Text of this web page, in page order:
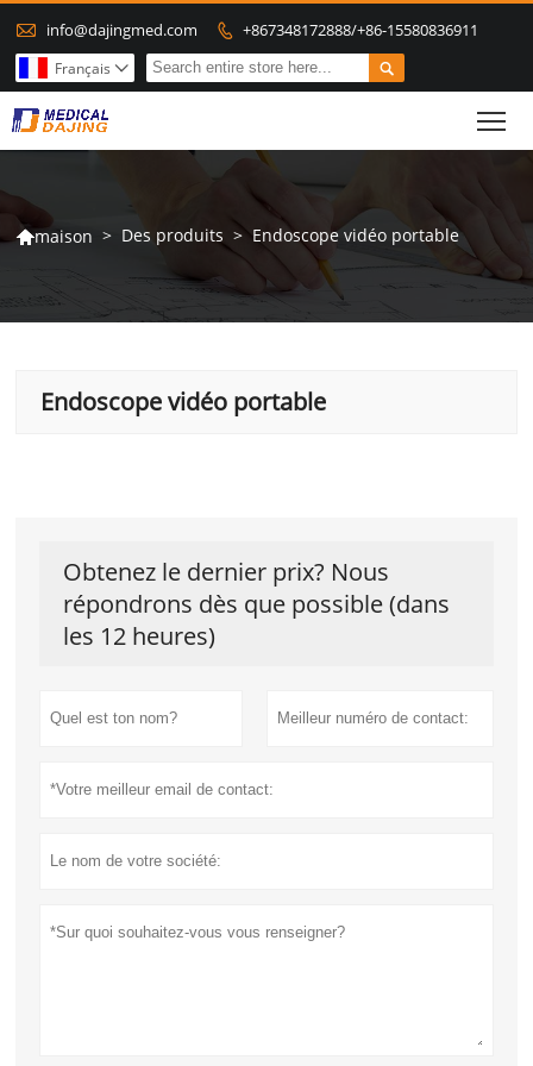
 info@dajingmed.com  +867348172888/+86-15580836911

Français 
maison > Des produits > Endoscope vidéo portable
Endoscope vidéo portable
Obtenez le dernier prix? Nous
répondrons dès que possible (dans
les 12 heures)